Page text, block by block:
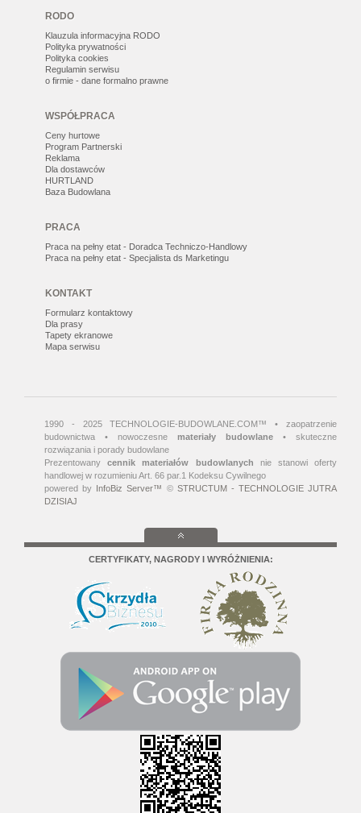
RODO
Klauzula informacyjna RODO
Polityka prywatności
Polityka cookies
Regulamin serwisu
o firmie - dane formalno prawne
WSPÓŁPRACA
Ceny hurtowe
Program Partnerski
Reklama
Dla dostawców
HURTLAND
Baza Budowlana
PRACA
Praca na pełny etat - Doradca Techniczo-Handlowy
Praca na pełny etat - Specjalista ds Marketingu
KONTAKT
Formularz kontaktowy
Dla prasy
Tapety ekranowe
Mapa serwisu
1990 - 2025 TECHNOLOGIE-BUDOWLANE.COM™ • zaopatrzenie
budownictwa • nowoczesne materiały budowlane • skuteczne
rozwiązania i porady budowlane
Prezentowanycennik materiałów budowlanych nie stanowi oferty
handlowej w rozumieniu Art. 66 par.1 Kodeksu Cywilnego
powered by InfoBiz Server™ © STRUCTUM - TECHNOLOGIE JUTRA
DZISIAJ
CERTYFIKATY, NAGRODY I WYRÓŻNIENIA: